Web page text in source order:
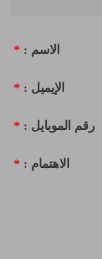
الاسم : *
الإيميل : *
رقم الموبايل : *
الاهتمام : *